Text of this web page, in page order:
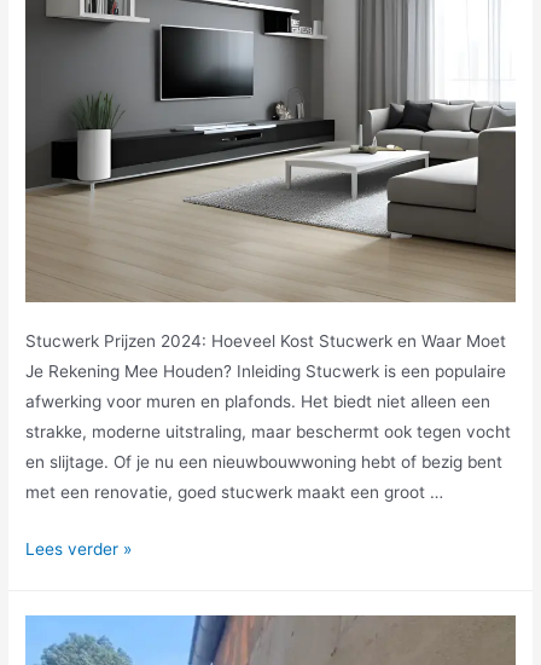
Stucwerk Prijzen 2024: Hoeveel Kost Stucwerk en Waar Moet
Je Rekening Mee Houden? Inleiding Stucwerk is een populaire
afwerking voor muren en plafonds. Het biedt niet alleen een
strakke, moderne uitstraling, maar beschermt ook tegen vocht
en slijtage. Of je nu een nieuwbouwwoning hebt of bezig bent
met een renovatie, goed stucwerk maakt een groot …
Lees verder »